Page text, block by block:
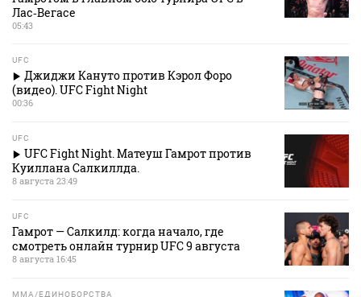
Лас‑Вегасе
05:43
UFC
Джиджи Кануто против Кэрол Форо
(видео). UFC Fight Night
00:36
UFC
UFC Fight Night. Матеуш Гамрот против
Куиллана Салкиллда.
8 августа 23:49
UFC
Гамрот — Салкилд: когда начало, где
смотреть онлайн турнир UFC 9 августа
8 августа 16:45
MMA/ЕДИНОБОРСТВА